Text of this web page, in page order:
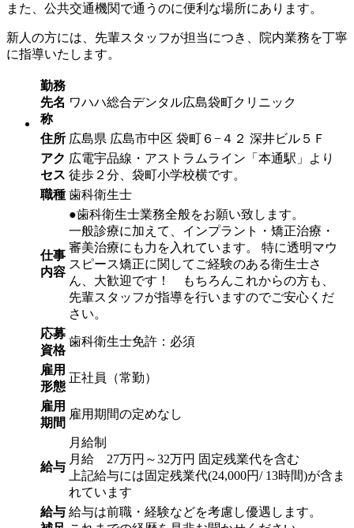
また、公共交通機関で通うのに便利な場所にあります。
新人の方には、先輩スタッフが担当につき、院内業務を丁寧
に指導いたします。
勤務
先名
称
ワハハ総合デンタル広島袋町クリニック
住所 広島県 広島市中区 袋町６−４２ 深井ビル５Ｆ
アク
セス
広電宇品線・アストラムライン「本通駅」より
徒歩２分、袋町小学校横です。
職種 歯科衛生士
仕事
内容
●歯科衛生士業務全般をお願い致します。
一般診療に加えて、インプラント・矯正治療・
審美治療にも力を入れています。 特に透明マウ
スピース矯正に関してご経験のある衛生士さ
ん、大歓迎です！ もちろんこれからの方も、
先輩スタッフが指導を行いますのでご安心くだ
さい。
応募
資格
歯科衛生士免許：必須
雇用
形態
正社員（常勤）
雇用
期間
雇用期間の定めなし
給与
月給制
月給 27万円～32万円 固定残業代を含む
上記給与には固定残業代(24,000円/ 13時間)が含ま
れています
給与 給与は前職・経験などを考慮し優遇します。